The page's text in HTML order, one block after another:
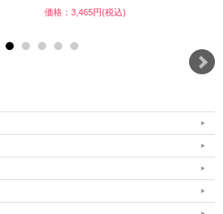
価格：3,465円(税込)